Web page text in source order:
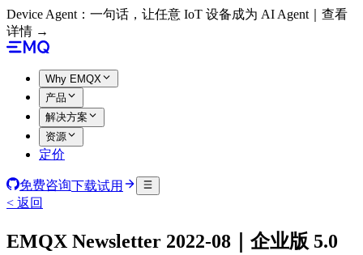
Device Agent：一句话，让任意 IoT 设备成为 AI Agent｜查看
详情 →
Why EMQX
产品
解决方案
资源
定价
免费咨询下载试用
< 返回
EMQX Newsletter 2022-08｜企业版 5.0